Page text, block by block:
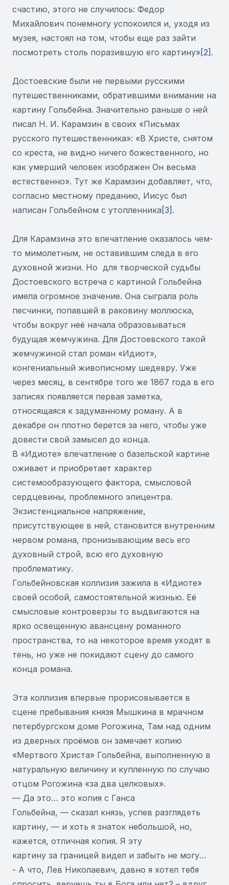
счастию, этого не случилось: Федор
Михайлович понемногу успокоился и, уходя из
музея, настоял на том, чтобы еще раз зайти
посмотреть столь поразившую его картину»[2] .
Достоевские были не первыми русскими
путешественниками, обратившими внимание на
картину Гольбейна. Значительно раньше о ней
писал Н. И. Карамзин в своих «Письмах
русского путешественника»: «В Христе, снятом
со креста, не видно ничего божественного, но
как умерший человек изображен Он весьма
естественно». Тут же Карамзин добавляет, что,
согласно местному преданию, Иисус был
написан Гольбейном с утопленника [3] .
Для Карамзина это впечатление оказалось чем-
то мимолетным, не оставившим следа в его
духовной жизни. Но для творческой судьбы
Достоевского встреча с картиной Гольбейна
имела огромное значение. Она сыграла роль
песчинки, попавшей в раковину моллюска,
чтобы вокруг неё начала образовываться
будущая жемчужина. Для Достоевского такой
жемчужиной стал роман «Идиот»,
конгениальный живописному шедевру. Уже
через месяц, в сентябре того же 1867 года в его
записях появляется первая заметка,
относящаяся к задуманному роману. А в
декабре он плотно берется за него, чтобы уже
довести свой замысел до конца.
В «Идиоте» впечатление о базельской картине
оживает и приобретает характер
системообразующего фактора, смысловой
сердцевины, проблемного эпицентра.
Экзистенциальное напряжение,
присутствующее в ней, становится внутренним
нервом романа, пронизывающим весь его
духовный строй, всю его духовную
проблематику.
Гольбейновская коллизия зажила в «Идиоте»
своей особой, самостоятельной жизнью. Её
смысловые контроверзы то выдвигаются на
ярко освещенную авансцену романного
пространства, то на некоторое время уходят в
тень, но уже не покидают сцену до самого
конца романа.
Эта коллизия впервые прорисовывается в
сцене пребывания князя Мышкина в мрачном
петербургском доме Рогожина, Там над одним
из дверных проёмов он замечает копию
«Мертвого Христа» Гольбейна, выполненную в
натуральную величину и купленную по случаю
отцом Рогожина «за два целковых».
— Да это… это копия с Ганса
Гольбейна, — сказал князь, успев разглядеть
картину, — и хоть я знаток небольшой, но,
кажется, отличная копия. Я эту
картину за границей видел и забыть не могу…
- А что, Лев Николаевич, давно я хотел тебя